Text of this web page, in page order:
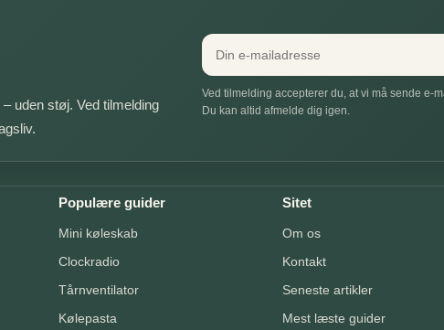
uden støj. Ved tilmelding
Ved tilmelding accepterer du, at vi må sende e-
Du kan altid afmelde dig igen.
Populære guider
Mini køleskab
Clockradio
Tårnventilator
Kølepasta
Sitet
Om os
Kontakt
Seneste artikler
Mest læste guider